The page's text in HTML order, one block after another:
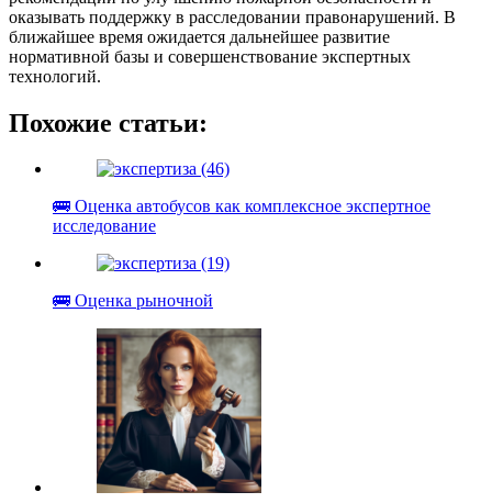
оказывать поддержку в расследовании правонарушений. В
ближайшее время ожидается дальнейшее развитие
нормативной базы и совершенствование экспертных
технологий.
Похожие статьи:
🚌 Оценка автобусов как комплексное экспертное
исследование
🚌 Оценка рыночной